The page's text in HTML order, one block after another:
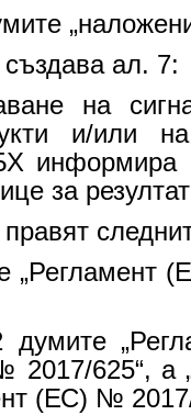
ал. 7:
на
и/или
информира
за
„Регламент
2017/625“,
(ЕС) №